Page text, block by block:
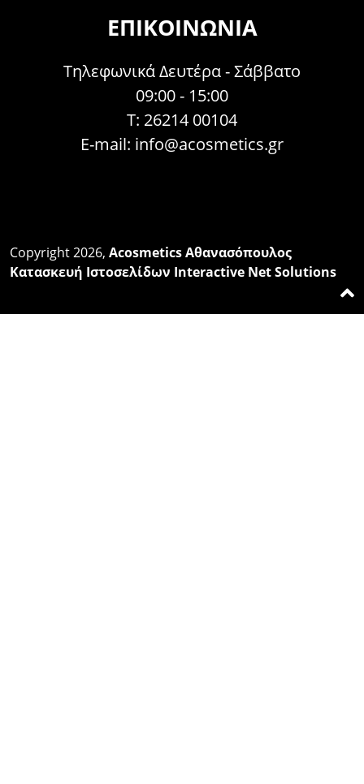
ΕΠΙΚΟΙΝΩΝΊΑ
Τηλεφωνικά Δευτέρα - Σάββατο
09:00 - 15:00
Τ: 26214 00104
E-mail: info@acosmetics.gr
Copyright 2026, Acosmetics Αθανασόπουλος
Κατασκευή Ιστοσελίδων Interactive Net Solutions